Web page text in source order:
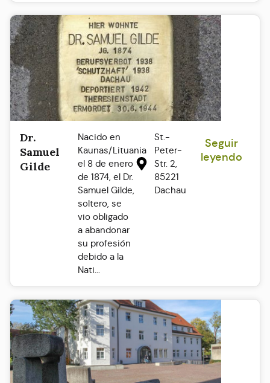
Dr.
Samuel
Gilde
Nacido en
Kaunas/Lituania
el 8 de enero
de 1874, el Dr.
Samuel Gilde,
soltero, se
vio obligado
a abandonar
su profesión
debido a la
Nati...
St.-
Peter-
Str. 2,
85221
Dachau
Seguir
leyendo